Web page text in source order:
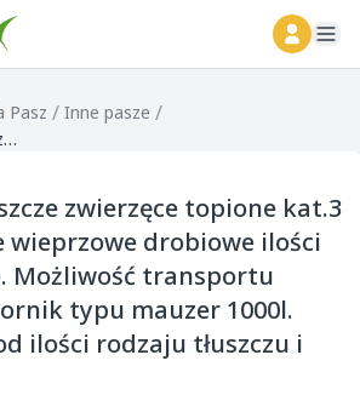
Pasz / Inne pasze /
Oferujemy tłuszcze zwierzęce topione kat.3 płynne wołowe wieprzowe drobiowe ilości samochodowe. Możliwość transportu beczka lub zbiornik typu mauzer 1000l. Cena zależna od ilości rodzaju tłuszczu i je...
zwierzęce topione kat.3
wieprzowe drobiowe ilości
Możliwość transportu
typu mauzer 1000l.
ilości rodzaju tłuszczu i